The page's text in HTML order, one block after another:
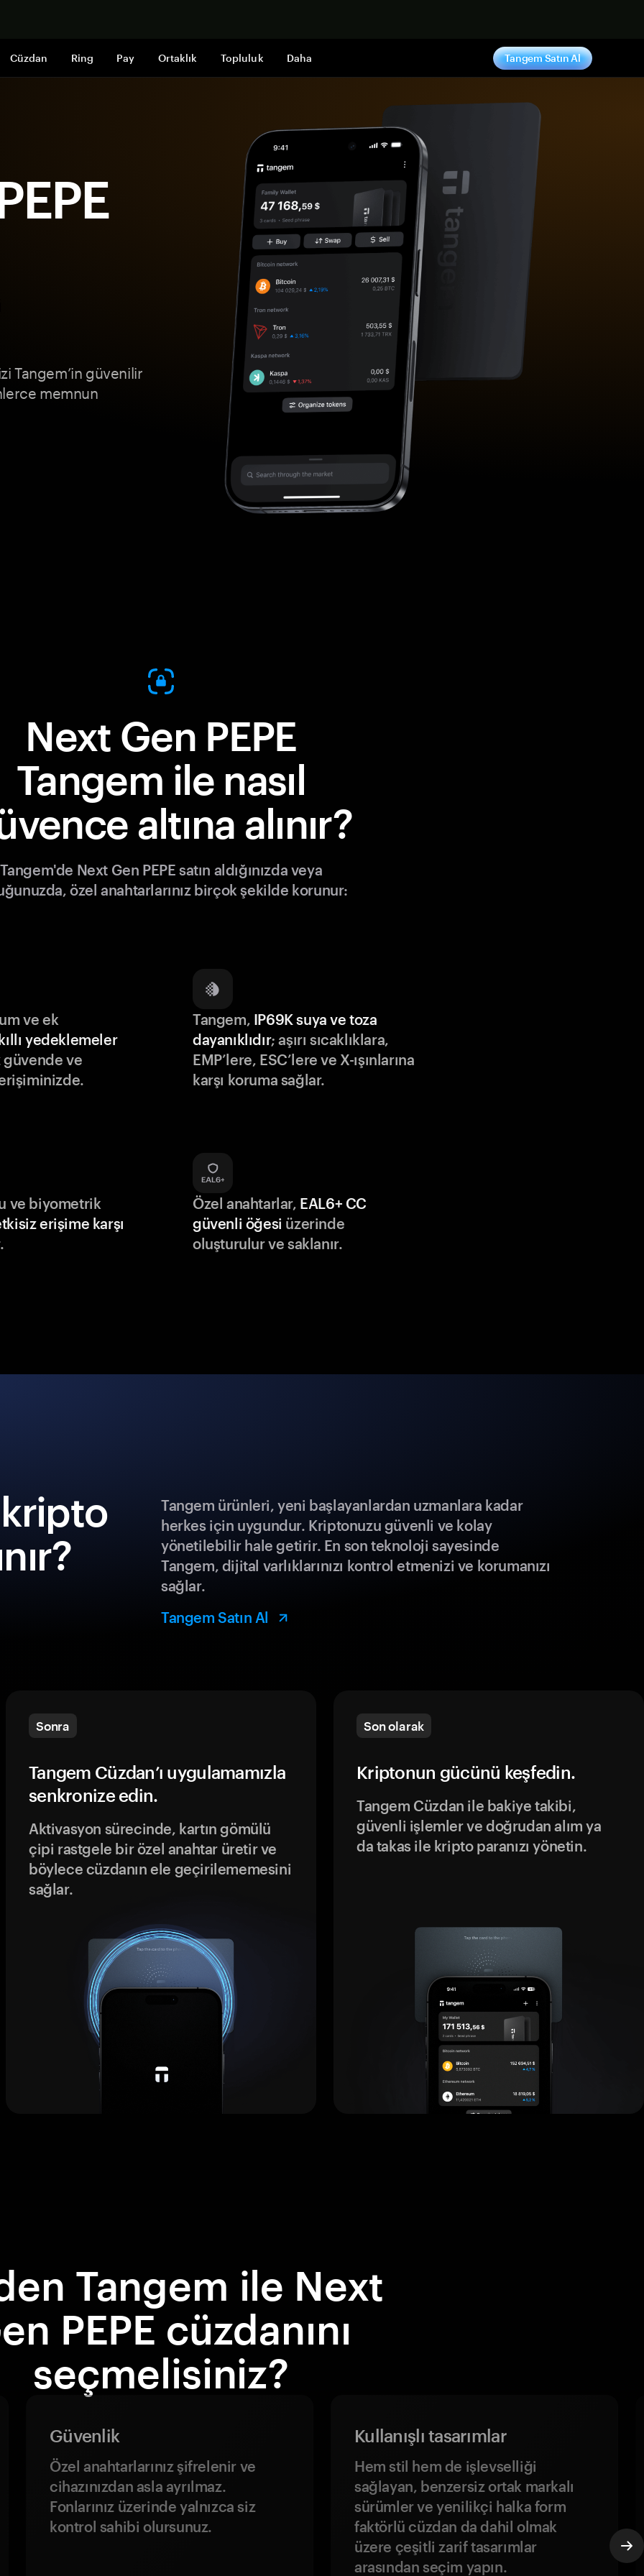
Cüzdan Ring Pay Ortaklık Topluluk Daha Tangem Satın Al
Tangem’in güvenilir
memnun
Next Gen PEPE
Tangem ile nasıl
altına alınır?
Tangem'de Next Gen PEPE satın aldığınızda veya
özel anahtarlarınız birçok şekilde korunur:
ve ek
yedeklemeler
güvende ve
Tangem, IP69K suya ve toza
dayanıklıdır; aşırı sıcaklıklara,
EMP’lere, ESC’lere ve X-ışınlarına
karşı koruma sağlar.
ve biyometrik
erişime karşı
.
Özel anahtarlar, EAL6+ CC
güvenli öğesi üzerinde
oluşturulur ve saklanır.
kripto
Tangem ürünleri, yeni başlayanlardan uzmanlara kadar
herkes için uygundur. Kriptonuzu güvenli ve kolay
yönetilebilir hale getirir. En son teknoloji sayesinde
Tangem, dijital varlıklarınızı kontrol etmenizi ve korumanızı
sağlar.
Tangem Satın Al
Sonra
Tangem Cüzdan’ı uygulamamızla
senkronize edin.
Aktivasyon sürecinde, kartın gömülü
çipi rastgele bir özel anahtar üretir ve
böylece cüzdanın ele geçirilememesini
sağlar.
Son olarak
Kriptonun gücünü keşfedin.
Tangem Cüzdan ile bakiye takibi,
güvenli işlemler ve doğrudan alım ya
da takas ile kripto paranızı yönetin.
Tangem ile Next
PEPE cüzdanını
seçmelisiniz?
Güvenlik
Özel anahtarlarınız şifrelenir ve
cihazınızdan asla ayrılmaz.
Fonlarınız üzerinde yalnızca siz
kontrol sahibi olursunuz.
Kullanışlı tasarımlar
Hem stil hem de işlevselliği
sağlayan, benzersiz ortak markalı
sürümler ve yenilikçi halka form
faktörlü cüzdan da dahil olmak
üzere çeşitli zarif tasarımlar
arasından seçim yapın.